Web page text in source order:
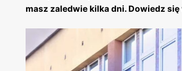
masz zaledwie kilka dni. Dowiedz